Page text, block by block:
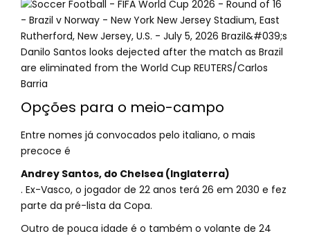
Opções para o meio-campo
Entre nomes já convocados pelo italiano, o mais
precoce é
Andrey Santos, do Chelsea (Inglaterra)
. Ex-Vasco, o jogador de 22 anos terá 26 em 2030 e fez
parte da pré-lista da Copa.
Outro de pouca idade é o também o volante de 24